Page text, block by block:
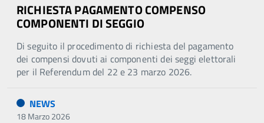
RICHIESTA PAGAMENTO COMPENSO
COMPONENTI DI SEGGIO
Di seguito il procedimento di richiesta del pagamento
dei compensi dovuti ai componenti dei seggi elettorali
per il Referendum del 22 e 23 marzo 2026.
NEWS
18 Marzo 2026